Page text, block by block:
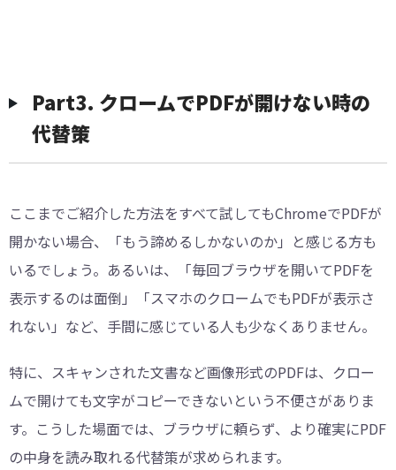
︎Part3. クロームでPDFが開けない時の
代替策
ここまでご紹介した方法をすべて試してもChromeでPDFが
開かない場合、「もう諦めるしかないのか」と感じる方も
いるでしょう。あるいは、「毎回ブラウザを開いてPDFを
表示するのは面倒」「スマホのクロームでもPDFが表示さ
れない」など、手間に感じている人も少なくありません。
特に、スキャンされた文書など画像形式のPDFは、クロー
ムで開けても文字がコピーできないという不便さがありま
す。こうした場面では、ブラウザに頼らず、より確実にPDF
の中身を読み取れる代替策が求められます。